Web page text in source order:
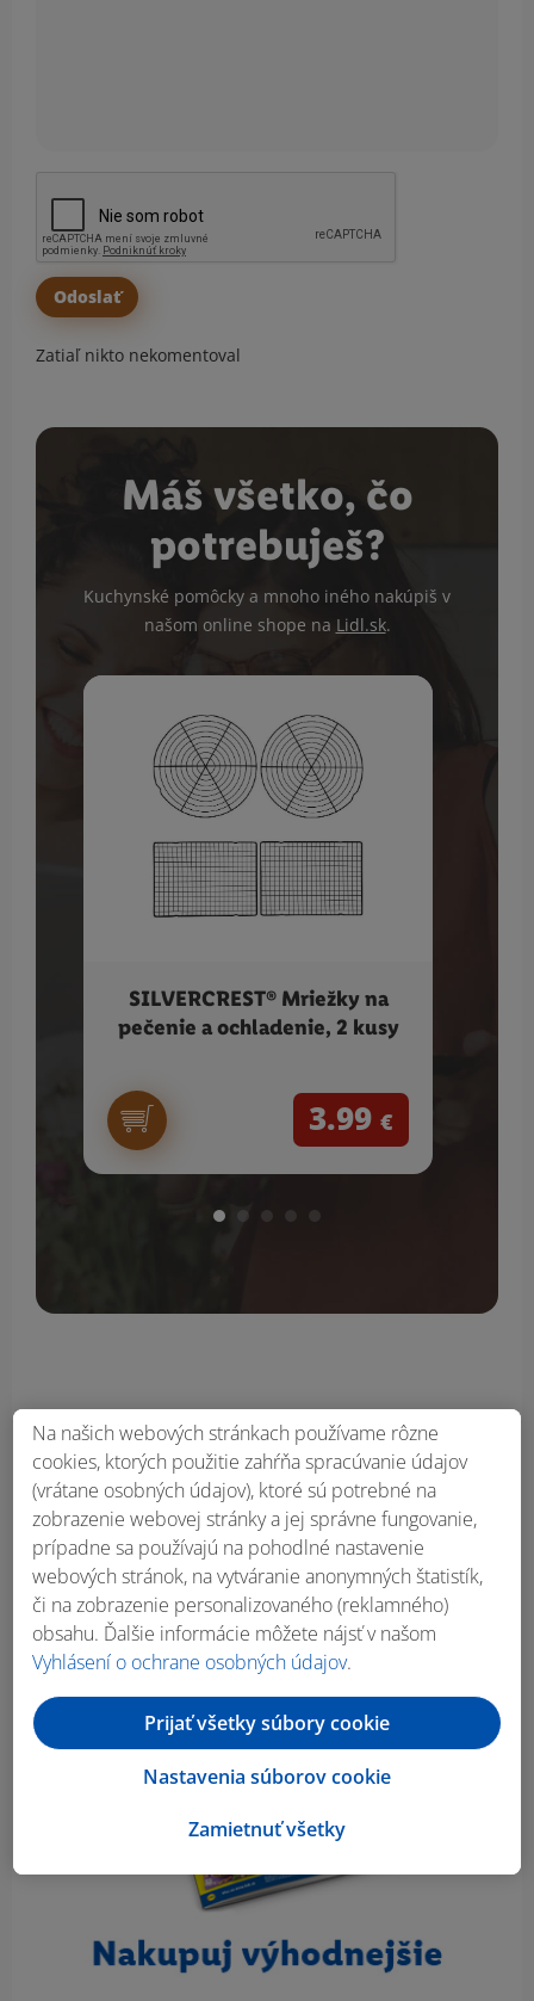
Zatiaľ nikto nekomentoval
Máš všetko, čo
potrebuješ?
Kuchynské pomôcky a mnoho iného nakúpiš v
našom online shope na Lidl.sk.
SILVERCREST® Mriežky na
pečenie a ochladenie, 2 kusy
3.99 €
Obsah bočného panela
Na našich webových stránkach používame rôzne
cookies, ktorých použitie zahŕňa spracúvanie údajov
(vrátane osobných údajov), ktoré sú potrebné na
zobrazenie webovej stránky a jej správne fungovanie,
prípadne sa používajú na pohodlné nastavenie
webových stránok, na vytváranie anonymných štatistík,
či na zobrazenie personalizovaného (reklamného)
obsahu. Ďalšie informácie môžete nájsť v našom
Vyhlásení o ochrane osobných údajov.
Zamietnuť všetky
Nastavenia súborov cookie
Prijať všetky súbory cookie